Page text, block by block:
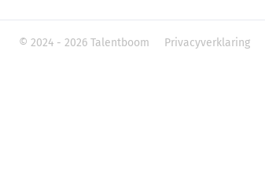
© 2024 - 2026 Talentboom Privacyverklaring